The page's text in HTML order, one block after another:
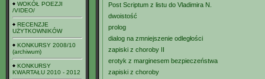
WOKÓŁ POEZJI
/VIDEO/
RECENZJE
UŻYTKOWNIKÓW
KONKURSY 2008/10
(archiwum)
KONKURSY
KWARTAŁU 2010 - 2012
Post Scriptum z listu do Vladimira N.
dwoistość
prolog
dialog na zmniejszenie odległości
zapiski z choroby II
erotyk z marginesem bezpieczeństwa
zapiski z choroby